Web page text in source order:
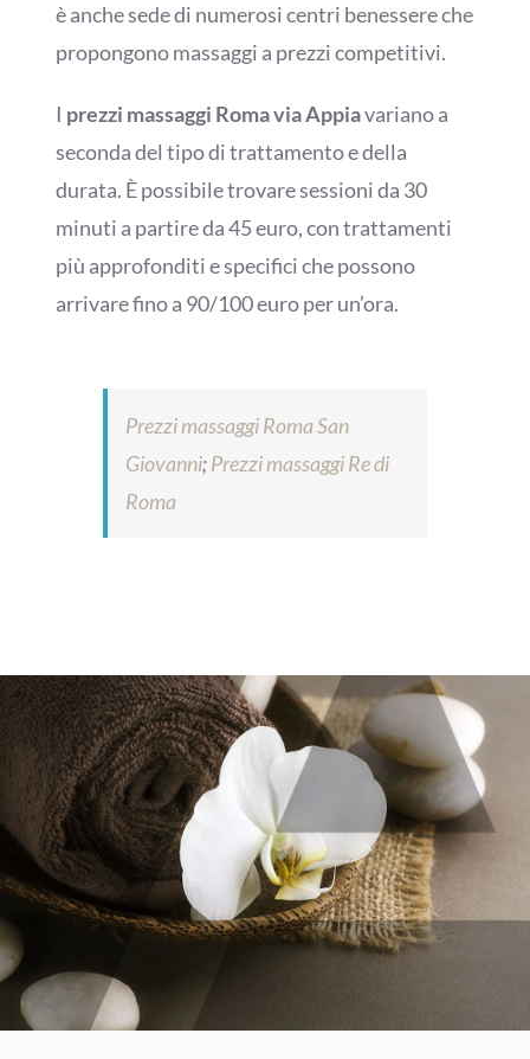
è anche sede di numerosi centri benessere che
propongono massaggi a prezzi competitivi.
I prezzi massaggi Roma via Appiavariano a
seconda del tipo di trattamento e della
durata. È possibile trovare sessioni da 30
minuti a partire da 45 euro, con trattamenti
più approfonditi e specifici che possono
arrivare fino a 90/100 euro per un’ora.
Prezzi massaggi Roma San
Giovanni;Prezzi massaggi Re di
Roma